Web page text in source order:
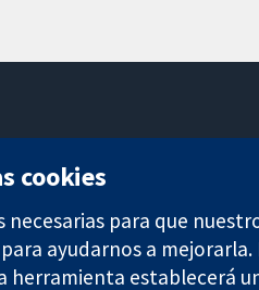
Londres
Reino Unido
cookies
necesarias para que
ayudarnos a
herramienta establecerá